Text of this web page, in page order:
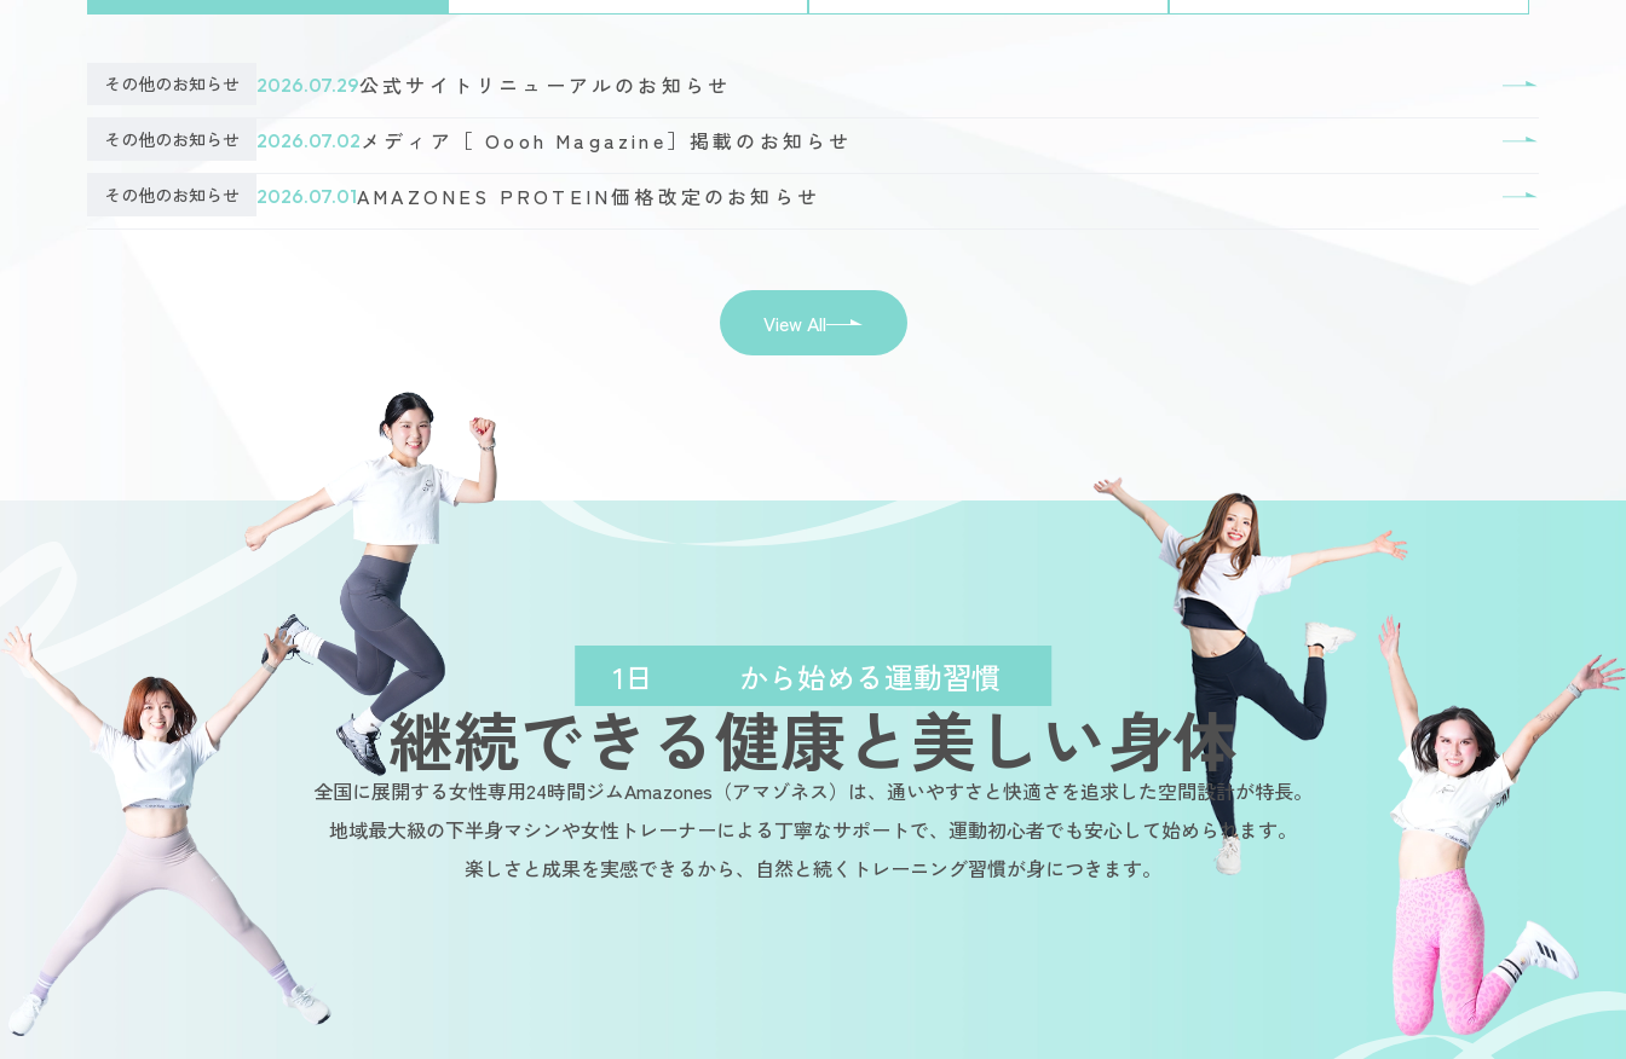
その他のお知らせ 2026.07.29公式サイトリニューアルのお知らせ
その他のお知らせ 2026.07.02メディア［ Oooh Magazine］掲載のお知らせ
その他のお知らせ 2026.07.01AMAZONES PROTEIN価格改定のお知らせ
View All
1日 から始める運動習慣
継続できる健康と美しい身体
全国に展開する女性専用24時間ジムAmazones（アマゾネス）は、通いやすさと快適さを追求した空間設計が特長。
地域最大級の下半身マシンや女性トレーナーによる丁寧なサポートで、運動初心者でも安心して始められます。
楽しさと成果を実感できるから、自然と続くトレーニング習慣が身につきます。
Sustainable
Sustainable